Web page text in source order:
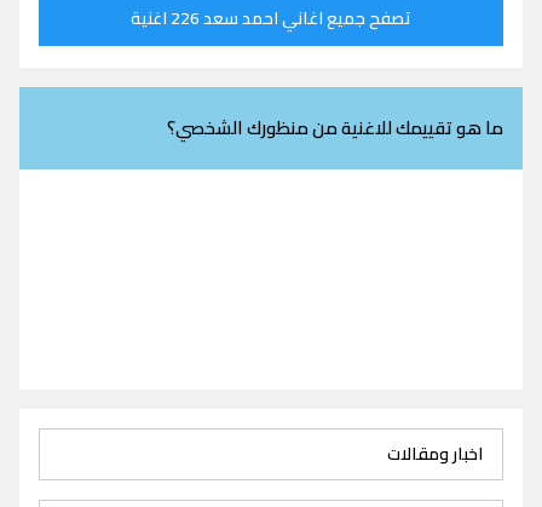
تصفح جميع اغاني احمد سعد 226 اغنية
ما هو تقييمك للاغنية من منظورك الشخصي؟
اخبار ومقالات